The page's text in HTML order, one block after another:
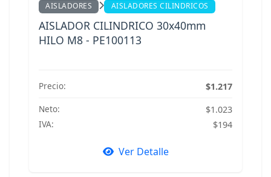
AISLADORES AISLADORES CILINDRICOS
AISLADOR CILINDRICO 30x40mm
HILO M8 - PE100113
Precio:
$1.217
Neto:
$1.023
IVA:
$194
Ver Detalle